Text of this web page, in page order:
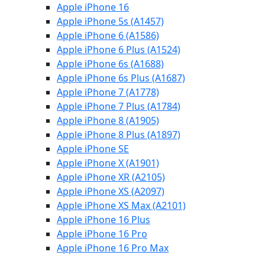
Apple iPhone 16
Apple iPhone 5s (A1457)
Apple iPhone 6 (A1586)
Apple iPhone 6 Plus (A1524)
Apple iPhone 6s (A1688)
Apple iPhone 6s Plus (A1687)
Apple iPhone 7 (A1778)
Apple iPhone 7 Plus (A1784)
Apple iPhone 8 (A1905)
Apple iPhone 8 Plus (A1897)
Apple iPhone SE
Apple iPhone X (A1901)
Apple iPhone XR (A2105)
Apple iPhone XS (A2097)
Apple iPhone XS Max (A2101)
Apple iPhone 16 Plus
Apple iPhone 16 Pro
Apple iPhone 16 Pro Max